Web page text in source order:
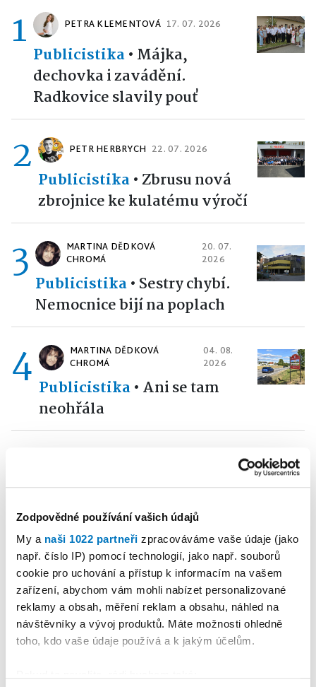
Zodpovědné používání vašich údajů
My a naši 1022 partneři zpracováváme vaše údaje (jako
např. číslo IP) pomocí technologií, jako např. souborů
cookie pro uchování a přístup k informacím na vašem
zařízení, abychom vám mohli nabízet personalizované
reklamy a obsah, měření reklam a obsahu, náhled na
návštěvníky a vývoj produktů. Máte možnosti ohledně
toho, kdo vaše údaje používá a k jakým účelům.
1 PETRA KLEMENTOVÁ 17. 07. 2026
Publicistika• Májka,
dechovka i zavádění.
Radkovice slavily pouť
2 PETR HERBRYCH 22. 07. 2026
Publicistika• Zbrusu nová
zbrojnice ke kulatému výročí
3
MARTINA DĚDKOVÁ
CHROMÁ
20. 07.
2026
Publicistika• Sestry chybí.
Nemocnice bijí na poplach
4
MARTINA DĚDKOVÁ
CHROMÁ
04. 08.
2026
Publicistika• Ani se tam
neohřála
Publicistika•„A přece se
točí.“ V Dašovském mlýně se
roztočilo nové mlýnské kolo
Reklama Koupit reklamu